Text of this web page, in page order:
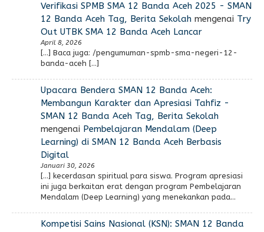
Verifikasi SPMB SMA 12 Banda Aceh 2025 - SMAN
12 Banda Aceh Tag, Berita Sekolahmengenai Try
Out UTBK SMA 12 Banda Aceh Lancar
April 8, 2026
[…] Baca juga: /pengumuman-spmb-sma-negeri-12-
banda-aceh […]
Upacara Bendera SMAN 12 Banda Aceh:
Membangun Karakter dan Apresiasi Tahfiz -
SMAN 12 Banda Aceh Tag, Berita Sekolah
mengenai Pembelajaran Mendalam (Deep
Learning) di SMAN 12 Banda Aceh Berbasis
Digital
Januari 30, 2026
[…] kecerdasan spiritual para siswa. Program apresiasi
ini juga berkaitan erat dengan program Pembelajaran
Mendalam (Deep Learning) yang menekankan pada…
Kompetisi Sains Nasional (KSN): SMAN 12 Banda